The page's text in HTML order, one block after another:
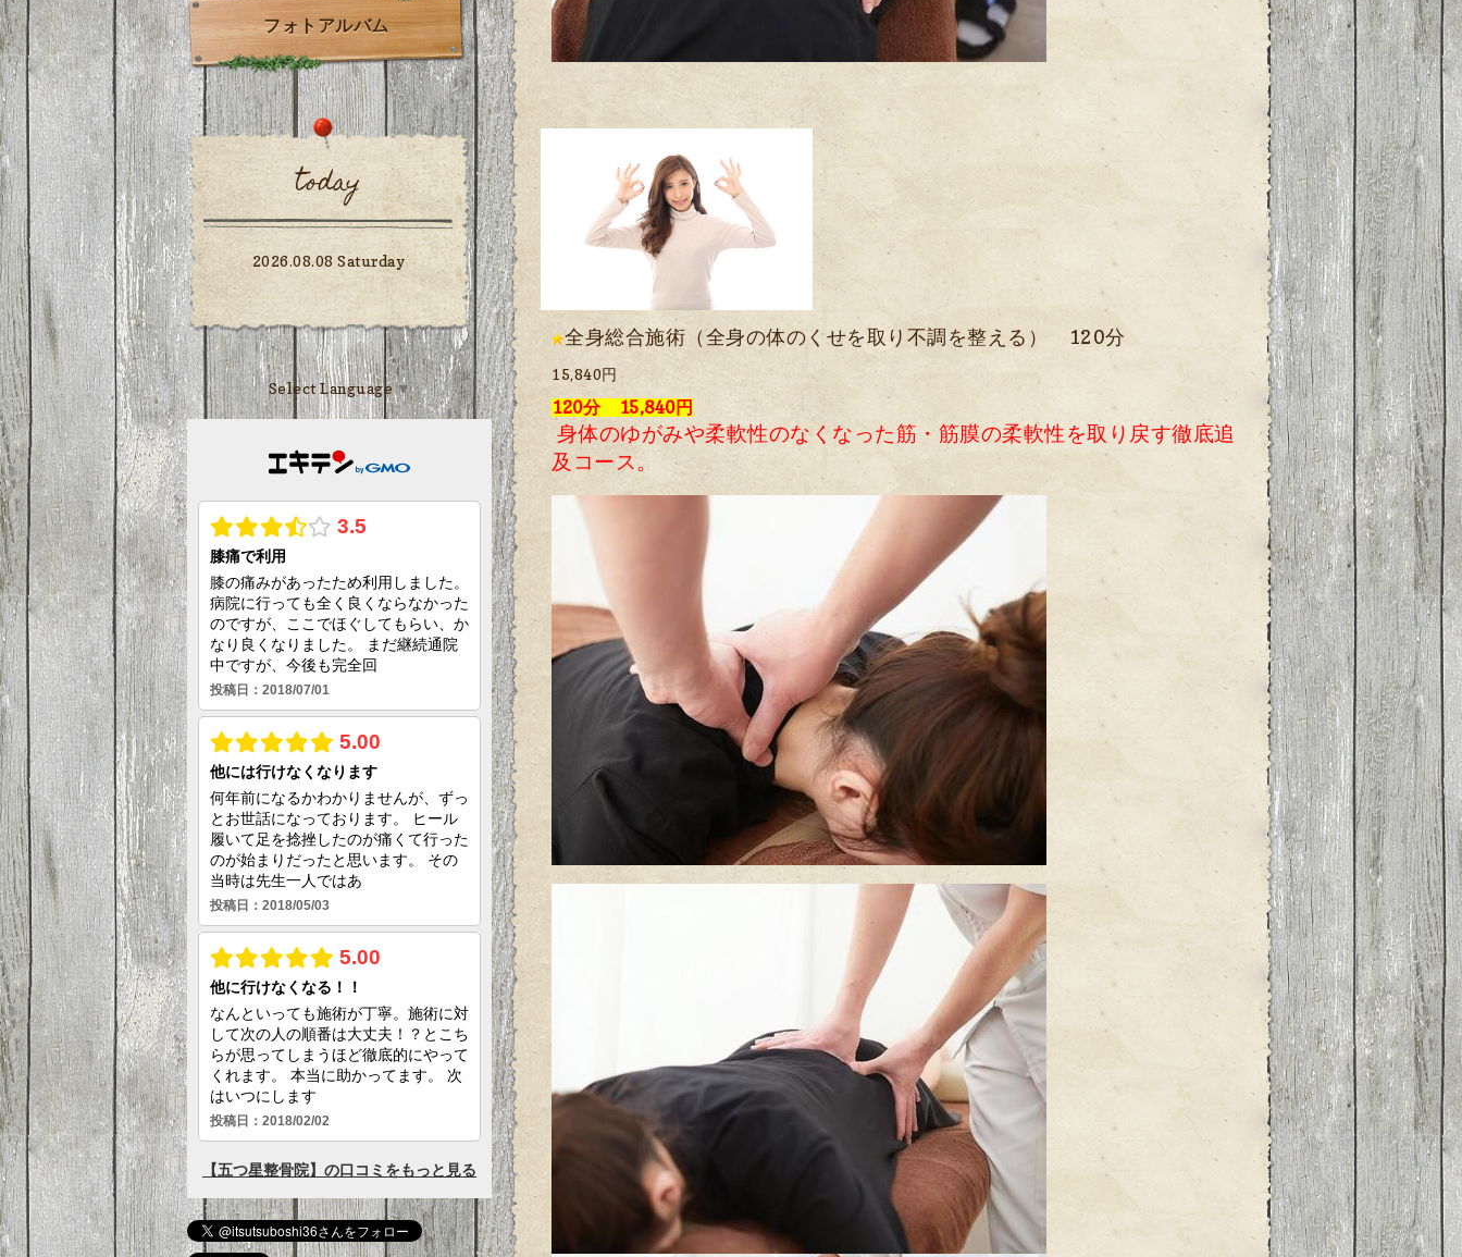
全身総合施術（全身の体のくせを取り不調を整える） 120分
15,840円
120分 15,840円
身体のゆがみや柔軟性のなくなった筋・筋膜の柔軟性を取り戻す徹底追
及コース。
フォトアルバム
today
2026.08.08 Saturday
Select Language ▼